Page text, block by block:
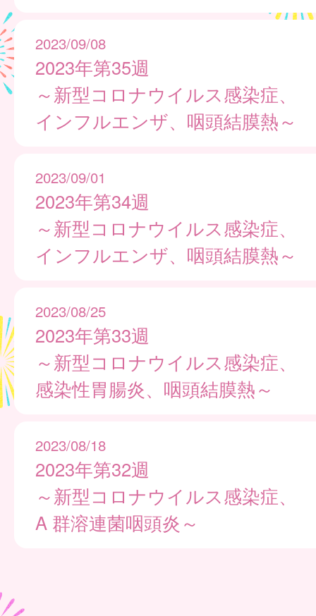
2023/09/08
2023年第35週
～新型コロナウイルス感染症、
インフルエンザ、咽頭結膜熱～
2023/09/01
2023年第34週
～新型コロナウイルス感染症、
インフルエンザ、咽頭結膜熱～
2023/08/25
2023年第33週
～新型コロナウイルス感染症、
感染性胃腸炎、咽頭結膜熱～
2023/08/18
2023年第32週
～新型コロナウイルス感染症、
A 群溶連菌咽頭炎～